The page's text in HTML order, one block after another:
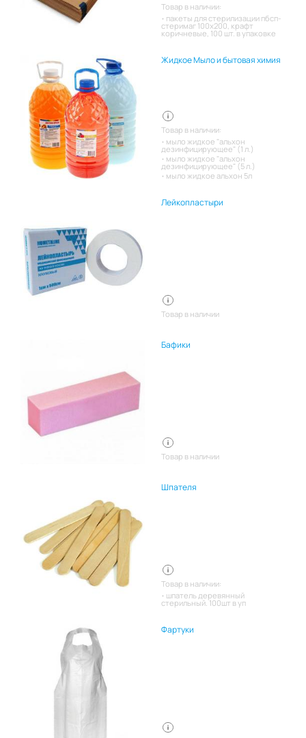
Товар в наличии:
пакеты для стерилизации пбсп-
стеримаг 100х200, крафт
коричневые, 100 шт. в упаковке
Жидкое Мыло и бытовая химия
Товар в наличии:
мыло жидкое "альхон
дезинфицирующее" (1 л.)
мыло жидкое "альхон
дезинфицирующее" (5 л.)
мыло жидкое альхон 5л
Лейкопластыри
Товар в наличии
Бафики
Товар в наличии
Шпателя
Товар в наличии:
шпатель деревянный
стерильный. 100шт в уп
Фартуки